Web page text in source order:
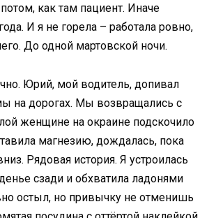
как там пациент. Иначе
И я не горела – работала ровно,
До одной мартовской ночи.
Юрий, мой водитель, допивал
на дорогах. Мы возвращались с
женщине на окраине подскочило
магнезию, дождалась, пока
Рядовая история. Я устроилась
сзади и обхватила ладонями
остыл, но привычку не отменишь